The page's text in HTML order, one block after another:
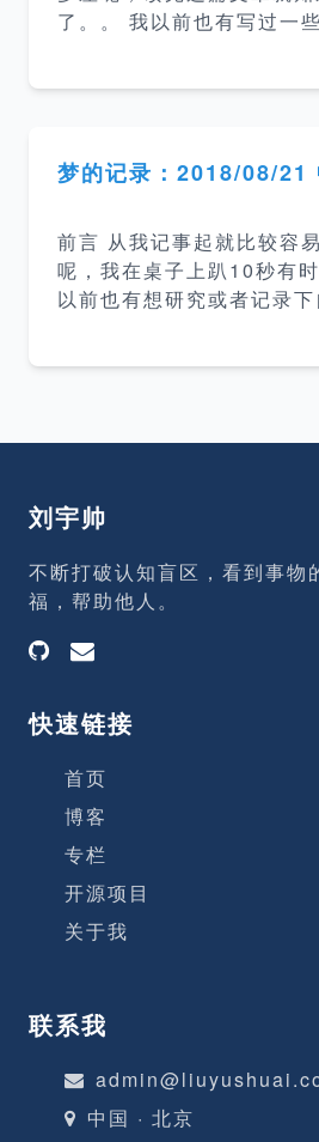
语言学习了 go，看了
了。。 我以前也有写过一
的写作能力，提升在一些需
里的沟通能力。 提升技术
面的知识描述清楚，我自
对该技术有比较深入的了解
问题和坑 在平常的开发过
易解决了，过了段时间又
梦的记录：2018/08/21
前言 从我记事起就比较容
呢，我在桌子上趴10秒有
以前也有想研究或者记录
间地点 梦的日期：2018/
点：一间很熟悉、同学很多
梦开始时正在上课、梦里的
课本也比较多，推测应该是
候。 人物：梦里的人物没
征，感觉好像是中学时期好
杂着，有个男同学感觉跟我
刘宇帅
不断打破认知盲区，看到事物
福，帮助他人。
快速链接
首页
博客
专栏
开源项目
关于我
联系我
中国 · 北京